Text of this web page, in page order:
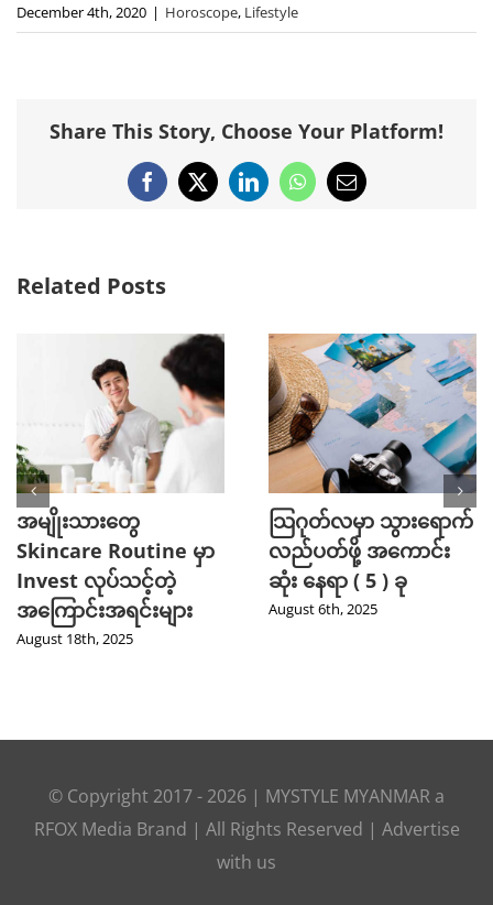
December 4th, 2020 | Horoscope, Lifestyle
Share This Story, Choose Your Platform!
Facebook
X LinkedInWhatsApp
Email
Related Posts
အမျိုးသားတွေ
Skincare Routine မှာ
Invest လုပ်သင့်တဲ့
အကြောင်းအရင်းများ
August 18th, 2025
သြဂုတ်လမှာ သွားရောက်
လည်ပတ်ဖို့ အကောင်း
ဆုံး နေရာ ( 5 ) ခု
August 6th, 2025
© Copyright 2017 - 2026 | MYSTYLE MYANMAR a
RFOX Media Brand | All Rights Reserved | Advertise
with us